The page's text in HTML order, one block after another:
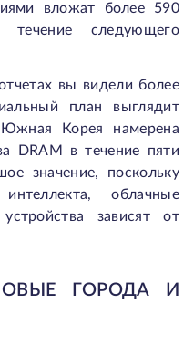
вложат более 590
следующего
вы видели более
план выглядит
Корея намерена
DRAM в течение пяти
значение, поскольку
облачные
зависят от
ГОРОДА И